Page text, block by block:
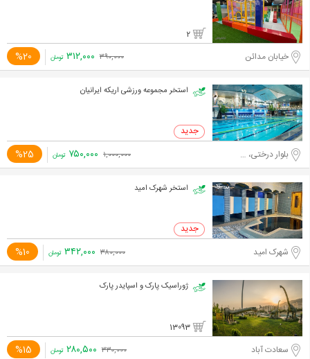
2
خیابان مدائن %20 ۳۹۰,۰۰۰ ۳۱۲,۰۰۰ تومان
استخر مجموعه ورزشی اریکه ایرانیان
بلوار درختی، خیابان فرحزادی %25 ۱,۰۰۰,۰۰۰ ۷۵۰,۰۰۰ تومان
استخر شهرک امید
شهرک امید %10 ۳۸۰,۰۰۰ ۳۴۲,۰۰۰ تومان
ژوراسیک پارک و اسپایدر پارک
13093
سعادت آباد %15 ۳۳۰,۰۰۰ ۲۸۰,۵۰۰ تومان